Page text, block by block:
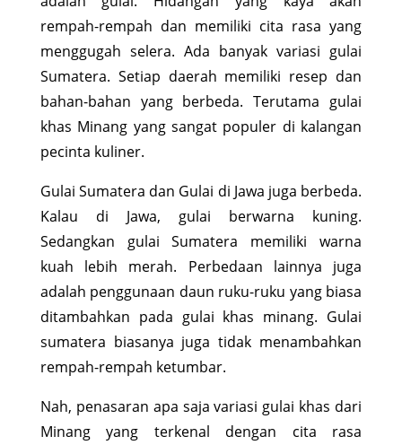
rempah-rempah dan memiliki cita rasa yang
menggugah selera. Ada banyak variasi gulai
Sumatera. Setiap daerah memiliki resep dan
bahan-bahan yang berbeda. Terutama gulai
khas Minang yang sangat populer di kalangan
pecinta kuliner.
Gulai Sumatera dan Gulai di Jawa juga berbeda.
Kalau di Jawa, gulai berwarna kuning.
Sedangkan gulai Sumatera memiliki warna
kuah lebih merah. Perbedaan lainnya juga
adalah penggunaan daun ruku-ruku yang biasa
ditambahkan pada gulai khas minang. Gulai
sumatera biasanya juga tidak menambahkan
rempah-rempah ketumbar.
Nah, penasaran apa saja variasi gulai khas dari
Minang yang terkenal dengan cita rasa